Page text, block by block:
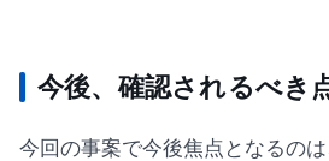
今後、確認されるべき
今回の事案で今後焦点となるの